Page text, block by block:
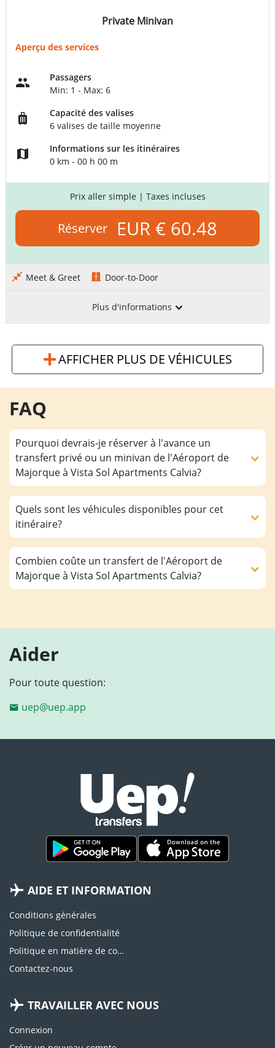
Private Minivan
Aperçu des services
Passagers
Min: 1 - Max: 6
Capacité des valises
6 valises de taille moyenne
Informations sur les itinéraires
0 km - 00 h 00 m
Prix aller simple | Taxes incluses
Réserver EUR € 60.48
Meet & Greet Door-to-Door
Plus d'informations
AFFICHER PLUS DE VÉHICULES
FAQ
Pourquoi devrais-je réserver à l'avance un
transfert privé ou un minivan de l'Aéroport de
Majorque à Vista Sol Apartments Calvia?
Quels sont les véhicules disponibles pour cet
itinéraire?
Combien coûte un transfert de l'Aéroport de
Majorque à Vista Sol Apartments Calvia?
Aider
Pour toute question:
uep@uep.app
AIDE ET INFORMATION
Conditions générales
Politique de confidentialité
Politique en matière de cookies
Contactez-nous
TRAVAILLER AVEC NOUS
Connexion